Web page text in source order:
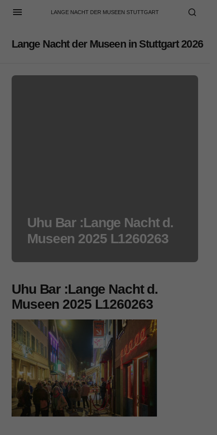
LANGE NACHT DER MUSEEN STUTTGART
Lange Nacht der Museen in Stuttgart 2026
Uhu Bar :Lange Nacht d.
Museen 2025 L1260263
Uhu Bar :Lange Nacht d.
Museen 2025 L1260263